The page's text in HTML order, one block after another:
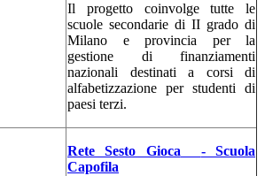
Il progetto coinvolge tutte le
scuole secondarie di II grado di
Milano e provincia per la
gestione di finanziamenti
nazionali destinati a corsi di
alfabetizzazione per studenti di
paesi terzi.
Rete Sesto Gioca
- Scuola
Capofila